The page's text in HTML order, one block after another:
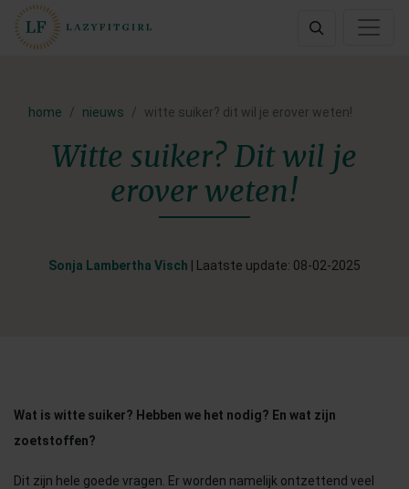
home nieuws witte suiker? dit wil je erover weten!
Witte suiker? Dit wil je
erover weten!
Sonja Lambertha Visch | Laatste update: 08-02-2025
Wat is witte suiker? Hebben we het nodig? En wat zijn
zoetstoffen?
Dit zijn hele goede vragen. Er worden namelijk ontzettend veel